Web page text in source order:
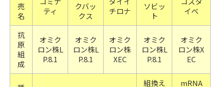
売
名
ティ
クバッ
クス
チロナ
ソビッ
ト
イベ
抗
原
組
成
オミク
ロン株L
P.8.1
オミク
ロン株L
P.8.1
オミク
ロン株
XEC
オミク
ロン株L
P.8.1
オミク
ロン株X
EC
組換え
mRNA